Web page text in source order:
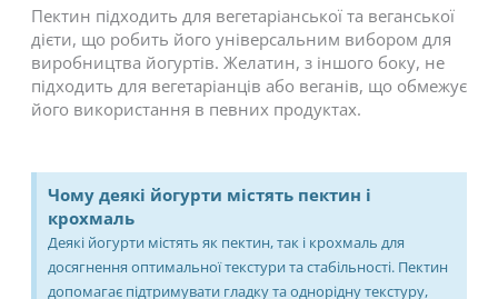
Пектин підходить для вегетаріанської та веганської
дієти, що робить його універсальним вибором для
виробництва йогуртів. Желатин, з іншого боку, не
підходить для вегетаріанців або веганів, що обмежує
його використання в певних продуктах.
Чому деякі йогурти містять пектин і
крохмаль
Деякі йогурти містять як пектин, так і крохмаль для
досягнення оптимальної текстури та стабільності. Пектин
допомагає підтримувати гладку та однорідну текстуру,